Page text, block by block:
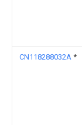
CN118288032A *